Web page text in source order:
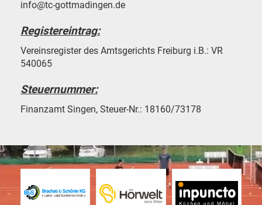
info@tc-gottmadingen.de
Registereintrag:
Vereinsregister des Amtsgerichts Freiburg i.B.: VR
540065
Steuernummer:
Finanzamt Singen, Steuer-Nr.: 18160/73178